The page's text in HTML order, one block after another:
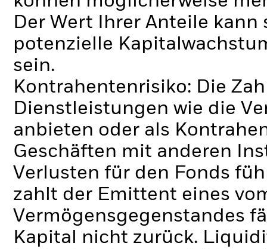
Der Wert Ihrer Anteile
potenzielle
sein.
Kontrahentenrisiko: Die
Dienstleistungen wie die
anbieten oder als
Geschäften mit anderen
Verlusten für den Fonds
zahlt der Emittent eines
Vermögensgegenstandes
Kapital nicht zurück.